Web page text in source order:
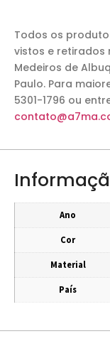
Todos os
vistos e retirados
Medeiros de
Paulo. Para
5301-1796 ou
Ano
Cor
Material
País